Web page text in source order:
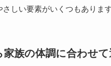
しい要素がいくつもあります
族の体調に合わせて